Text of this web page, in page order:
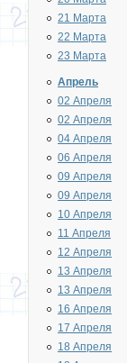
21 Марта
22 Марта
23 Марта
Апрель
02 Апреля
02 Апреля
04 Апреля
06 Апреля
09 Апреля
09 Апреля
10 Апреля
11 Апреля
12 Апреля
13 Апреля
13 Апреля
16 Апреля
17 Апреля
18 Апреля